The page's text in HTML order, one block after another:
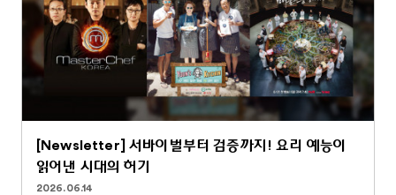
[Newsletter] 서바이벌부터 검증까지! 요리 예능이
읽어낸 시대의 허기
2026.06.14